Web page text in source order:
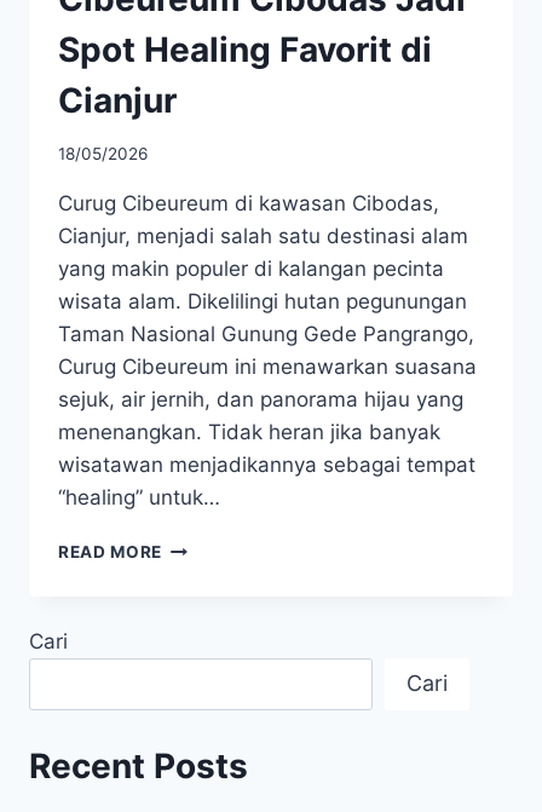
Spot Healing Favorit di
Cianjur
18/05/2026
Curug Cibeureum di kawasan Cibodas,
Cianjur, menjadi salah satu destinasi alam
yang makin populer di kalangan pecinta
wisata alam. Dikelilingi hutan pegunungan
Taman Nasional Gunung Gede Pangrango,
Curug Cibeureum ini menawarkan suasana
sejuk, air jernih, dan panorama hijau yang
menenangkan. Tidak heran jika banyak
wisatawan menjadikannya sebagai tempat
“healing” untuk…
READ MORE ESTETIK
FAVORIT
DI
Cari
Cari
Recent Posts